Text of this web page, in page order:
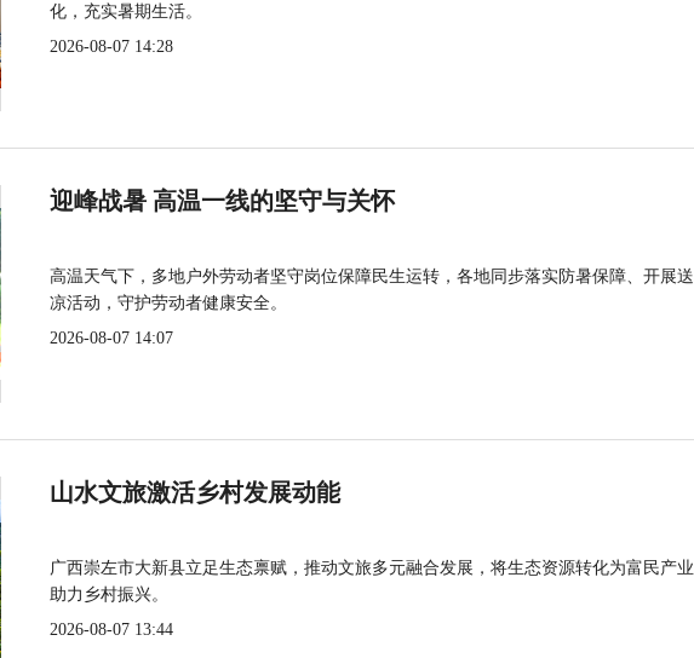
化，充实暑期生活。
2026-08-07 14:28
迎峰战暑 高温一线的坚守与关怀
高温天气下，多地户外劳动者坚守岗位保障民生运转，各地同步落实防暑保障、开展
凉活动，守护劳动者健康安全。
2026-08-07 14:07
山水文旅激活乡村发展动能
广西崇左市大新县立足生态禀赋，推动文旅多元融合发展，将生态资源转化为富民产
助力乡村振兴。
2026-08-07 13:44